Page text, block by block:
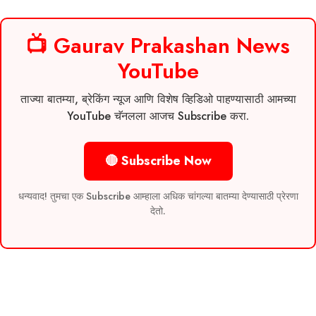
📺 Gaurav Prakashan News
YouTube
ताज्या बातम्या, ब्रेकिंग न्यूज आणि विशेष व्हिडिओ पाहण्यासाठी आमच्या
YouTube चॅनलला आजच Subscribe करा.
🔴 Subscribe Now
धन्यवाद! तुमचा एक Subscribe आम्हाला अधिक चांगल्या बातम्या देण्यासाठी प्रेरणा
देतो.